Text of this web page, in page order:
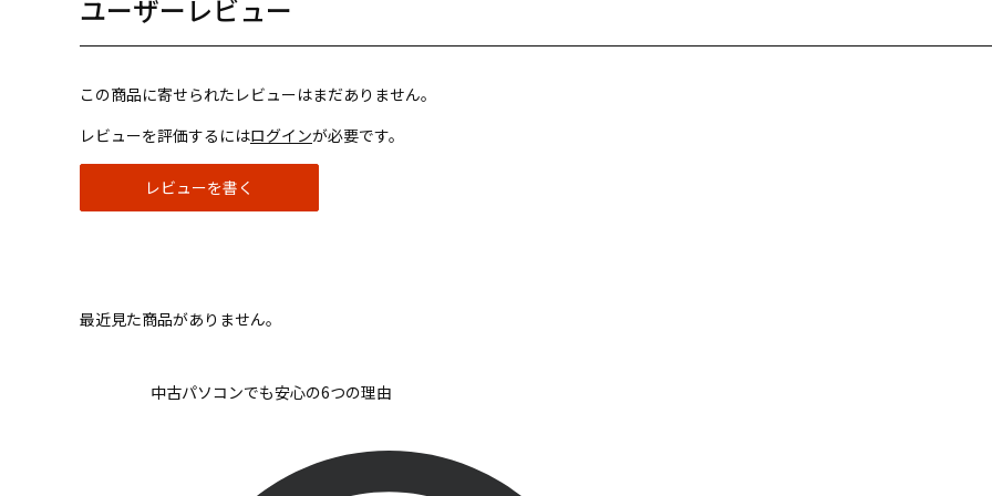
ユーザーレビュー
この商品に寄せられたレビューはまだありません。
レビューを評価するにはログインが必要です。
レビューを書く
最近見た商品がありません。
中古パソコンでも安心の6つの理由